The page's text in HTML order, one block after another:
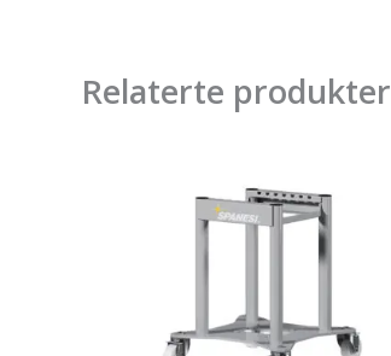
Relaterte produkter